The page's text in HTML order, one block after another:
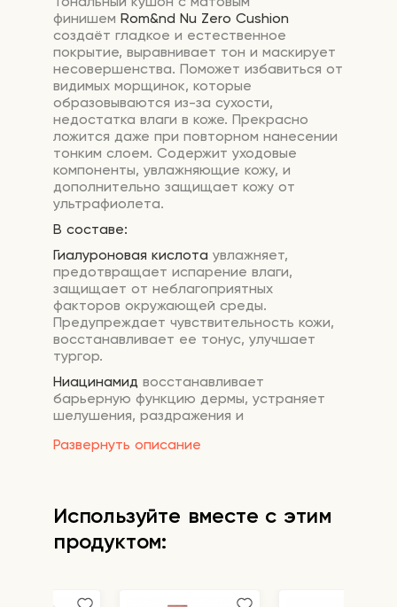
Развернуть описание
финишем Rom&nd Nu Zero Cushion
создаёт гладкое и естественное
покрытие, выравнивает тон и маскирует
несовершенства. Поможет избавиться от
видимых морщинок, которые
образовываются из-за сухости,
недостатка влаги в коже. Прекрасно
ложится даже при повторном нанесении
тонким слоем. Содержит уходовые
компоненты, увлажняющие кожу, и
дополнительно защищает кожу от
ультрафиолета.
В составе:
Гиалуроновая кислота увлажняет,
предотвращает испарение влаги,
защищает от неблагоприятных
факторов окружающей среды.
Предупреждает чувствительность кожи,
восстанавливает ее тонус, улучшает
тургор.
Ниацинамид восстанавливает
барьерную функцию дермы, устраняет
шелушения, раздражения и
снимает воспаления, борется с акне,
Аденозинускоряет выработку коллагена,
разглаживает кожу, отлично выравнивает
текстуру и тон, заживляет повреждения.
Используйте вместе с этим
продуктом: